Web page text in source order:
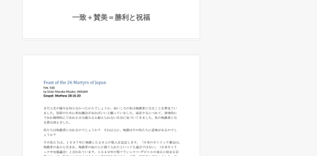
一致＋賛美＝勝利と祝福